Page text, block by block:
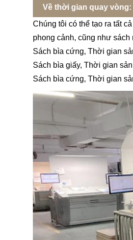
Về thời gian quay vòng:
Chúng tôi có thể tạo ra tất
phong cảnh, cũng như
Sách bìa cứng, Thời gian
Sách bìa giấy, Thời gian
Sách bìa cứng, Thời gian